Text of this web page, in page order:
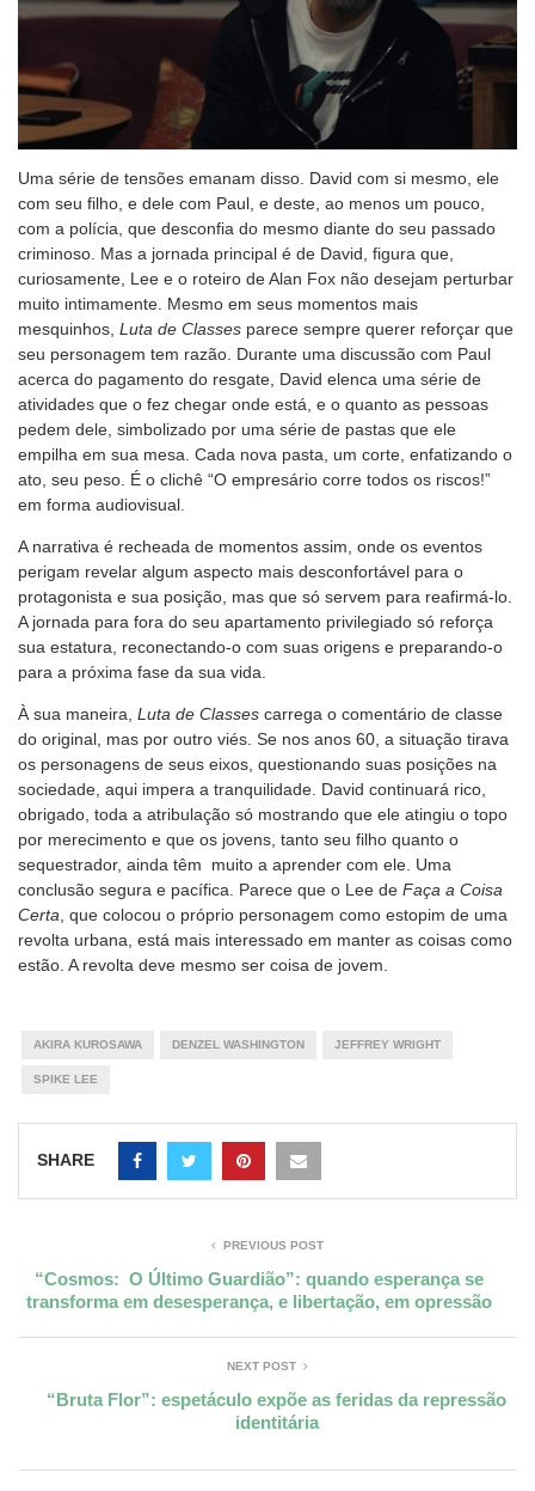
Uma série de tensões emanam disso. David com si mesmo, ele
com seu filho, e dele com Paul, e deste, ao menos um pouco,
com a polícia, que desconfia do mesmo diante do seu passado
criminoso. Mas a jornada principal é de David, figura que,
curiosamente, Lee e o roteiro de Alan Fox não desejam perturbar
muito intimamente. Mesmo em seus momentos mais
mesquinhos, Luta de Classes parece sempre querer reforçar que
seu personagem tem razão. Durante uma discussão com Paul
acerca do pagamento do resgate, David elenca uma série de
atividades que o fez chegar onde está, e o quanto as pessoas
pedem dele, simbolizado por uma série de pastas que ele
empilha em sua mesa. Cada nova pasta, um corte, enfatizando o
ato, seu peso. É o clichê “O empresário corre todos os riscos!”
em forma audiovisual.
A narrativa é recheada de momentos assim, onde os eventos
perigam revelar algum aspecto mais desconfortável para o
protagonista e sua posição, mas que só servem para reafirmá-lo.
A jornada para fora do seu apartamento privilegiado só reforça
sua estatura, reconectando-o com suas origens e preparando-o
para a próxima fase da sua vida.
À sua maneira, Luta de Classes carrega o comentário de classe
do original, mas por outro viés. Se nos anos 60, a situação tirava
os personagens de seus eixos, questionando suas posições na
sociedade, aqui impera a tranquilidade. David continuará rico,
obrigado, toda a atribulação só mostrando que ele atingiu o topo
por merecimento e que os jovens, tanto seu filho quanto o
sequestrador, ainda têm muito a aprender com ele. Uma
conclusão segura e pacífica. Parece que o Lee de Faça a Coisa
Certa , que colocou o próprio personagem como estopim de uma
revolta urbana, está mais interessado em manter as coisas como
estão. A revolta deve mesmo ser coisa de jovem.
AKIRA KUROSAWA DENZEL WASHINGTON JEFFREY WRIGHT
SPIKE LEE
SHARE
PREVIOUS POST
“Cosmos: O Último Guardião”: quando esperança se
transforma em desesperança, e libertação, em opressão
NEXT POST
“Bruta Flor”: espetáculo expõe as feridas da repressão
identitária